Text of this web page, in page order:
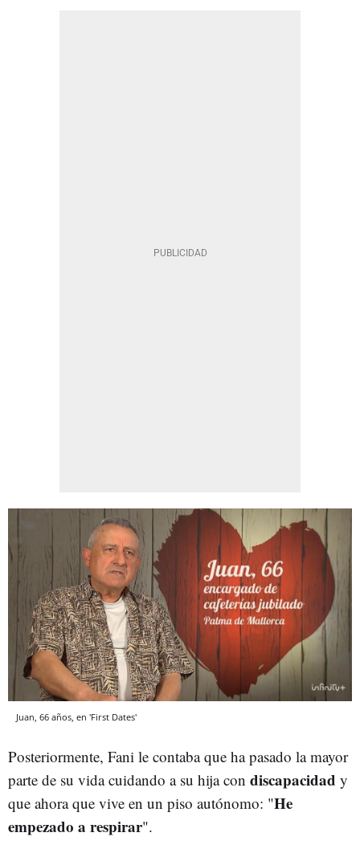
Juan, 66 años, en 'First Dates'
Posteriormente, Fani le contaba que ha pasado la mayor
parte de su vida cuidando a su hija con discapacidad y
que ahora que vive en un piso autónomo: "He
empezado a respirar".